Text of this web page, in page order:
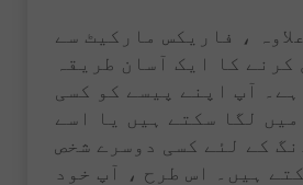
، فاریکس مارکیٹ سے
کرنے کا ایک آسان طریقہ
آپ اپنے پیسے کو کسی
میں لگا سکتے ہیں یا اسے
کے لئے کسی دوسرے شخص
ہیں۔ اس طرح ، آپ خود